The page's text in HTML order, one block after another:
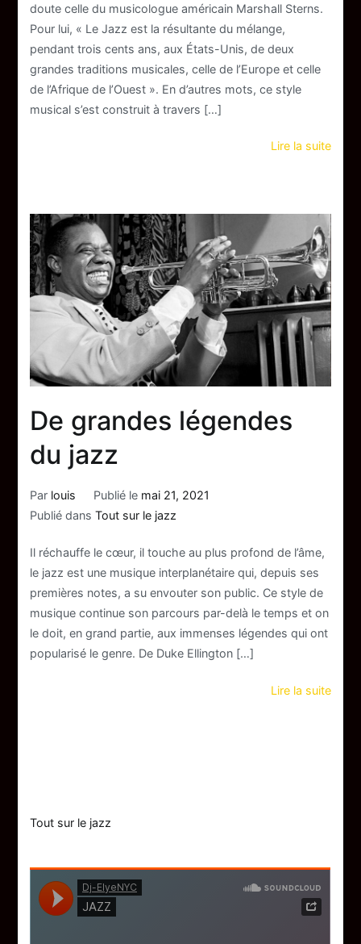
doute celle du musicologue américain Marshall Sterns.
Pour lui, « Le Jazz est la résultante du mélange,
pendant trois cents ans, aux États-Unis, de deux
grandes traditions musicales, celle de l’Europe et celle
de l’Afrique de l’Ouest ». En d’autres mots, ce style
musical s’est construit à travers […]
Lire la suite
De grandes légendes
du jazz
Par louis Publié le mai 21, 2021
Publié dansTout sur le jazz
Il réchauffe le cœur, il touche au plus profond de l’âme,
le jazz est une musique interplanétaire qui, depuis ses
premières notes, a su envouter son public. Ce style de
musique continue son parcours par-delà le temps et on
le doit, en grand partie, aux immenses légendes qui ont
popularisé le genre. De Duke Ellington […]
Lire la suite
Tout sur le jazz